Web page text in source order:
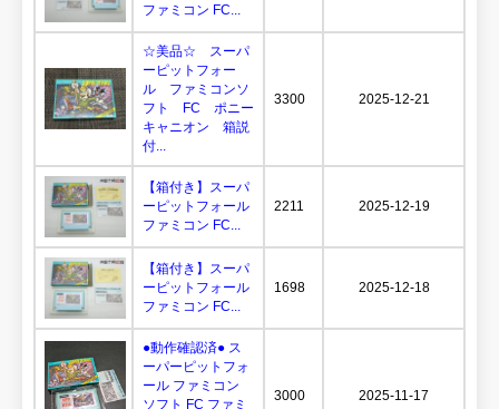
ファミコン FC...
☆美品☆ スーパ
ーピットフォー
ル ファミコンソ
フト FC ポニー
キャニオン 箱説
付...
3300 2025-12-21
【箱付き】スーパ
ーピットフォール
ファミコン FC...
2211 2025-12-19
【箱付き】スーパ
ーピットフォール
ファミコン FC...
1698 2025-12-18
●動作確認済● ス
ーパーピットフォ
ール ファミコン
ソフト FC ファミ
3000 2025-11-17